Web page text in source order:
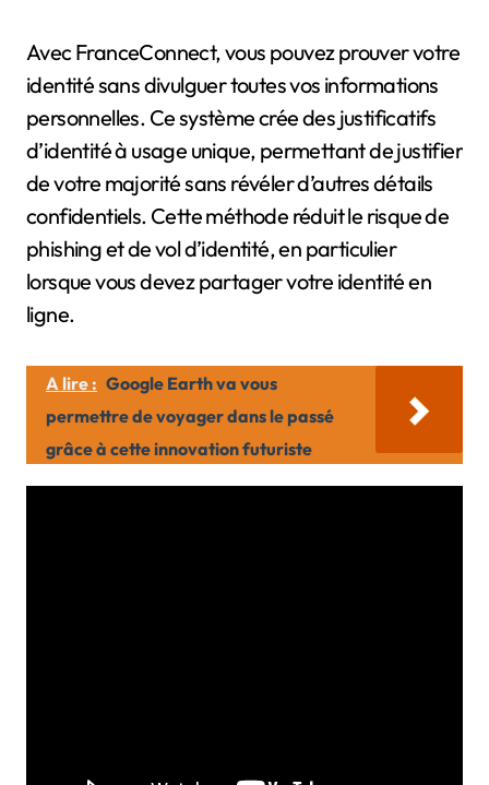
Avec FranceConnect, vous pouvez prouver votre
identité sans divulguer toutes vos informations
personnelles. Ce système crée des justificatifs
d’identité à usage unique, permettant de justifier
de votre majorité sans révéler d’autres détails
confidentiels. Cette méthode réduit le risque de
phishing et de vol d’identité, en particulier
lorsque vous devez partager votre identité en
ligne.
A lire : Google Earth va vous
permettre de voyager dans le passé
grâce à cette innovation futuriste